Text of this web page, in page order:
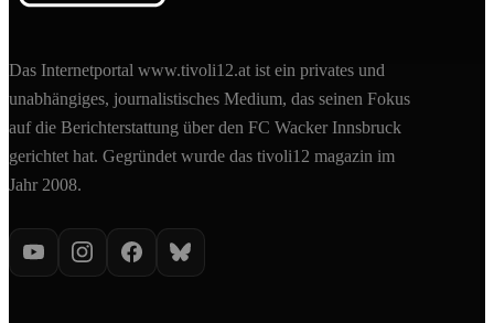
Das Internetportal www.tivoli12.at ist ein privates und
unabhängiges, journalistisches Medium, das seinen Fokus
auf die Berichterstattung über den FC Wacker Innsbruck
gerichtet hat. Gegründet wurde das tivoli12 magazin im
Jahr 2008.